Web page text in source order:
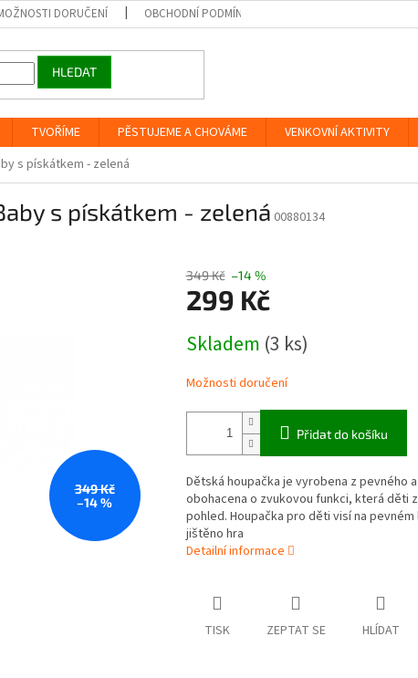
DORUČENÍ OBCHODNÍ PODMÍNKY
HLEDAT
TVOŘÍME PĚSTUJEME A CHOVÁME VENKOVNÍ AKTIVITY
s pískátkem - zelená
s pískátkem - zelená 00880134
349 Kč
–14 %
349 Kč –14 %
299 Kč
cena:
Skladem (3 ks)
Možnosti doručení
Přidat do košíku
Dětská houpačka je vyrobena z pevného
obohacena o zvukovou funkci, která děti
pohled. Houpačka pro děti visí na
jištěno hra
Detailní informace
TISK ZEPTAT SE HLÍDAT